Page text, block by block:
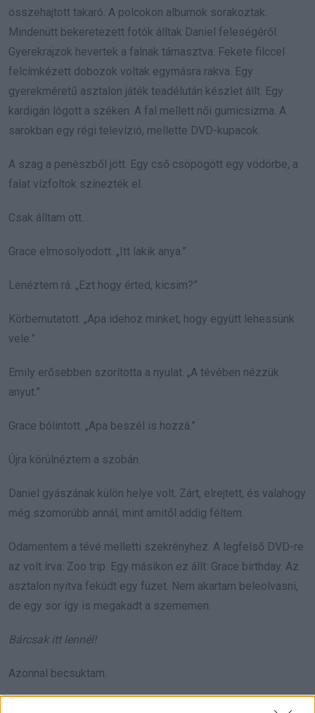
összehajtott takaró. A polcokon albumok sorakoztak.
Mindenütt bekeretezett fotók álltak Daniel feleségéről.
Gyerekrajzok hevertek a falnak támasztva. Fekete filccel
felcímkézett dobozok voltak egymásra rakva. Egy
gyerekméretű asztalon játék teadélután készlet állt. Egy
kardigán lógott a széken. A fal mellett női gumicsizma. A
sarokban egy régi televízió, mellette DVD-kupacok.
A szag a penészből jött. Egy cső csöpögött egy vödörbe, a
falat vízfoltok színezték el.
Csak álltam ott.
Grace elmosolyodott. „Itt lakik anya.”
Lenéztem rá. „Ezt hogy érted, kicsim?”
Körbemutatott. „Apa idehoz minket, hogy együtt lehessünk
vele.”
Emily erősebben szorította a nyulat. „A tévében nézzük
anyut.”
Grace bólintott. „Apa beszél is hozzá.”
Újra körülnéztem a szobán.
Daniel gyászának külön helye volt. Zárt, elrejtett, és valahogy
még szomorúbb annál, mint amitől addig féltem.
Odamentem a tévé melletti szekrényhez. A legfelső DVD-re
az volt írva: Zoo trip. Egy másikon ez állt: Grace birthday. Az
asztalon nyitva feküdt egy füzet. Nem akartam beleolvasni,
de egy sor így is megakadt a szememen.
Bárcsak itt lennél!
Azonnal becsuktam.